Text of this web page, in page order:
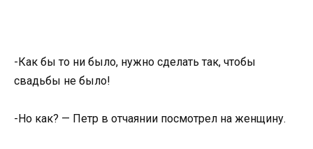
-Как бы то ни было, нужно сделать так, чтобы
свадьбы не было!
-Но как? — Петр в отчаянии посмотрел на женщину.